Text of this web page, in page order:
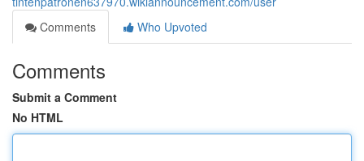
Comments
Who Upvoted
Comments
Submit a Comment
No HTML